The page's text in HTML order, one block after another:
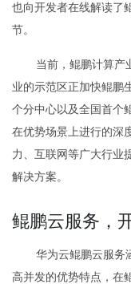
也向开发者在线解读了
节。
当前，鲲鹏计算产
业的示范区正加快鲲鹏
个分中心以及全国首个
在优势场景上进行的深
力、互联网等广大行业
解决方案。
鲲鹏云服务，
华为云鲲鹏云服务
高并发的优势特点，在